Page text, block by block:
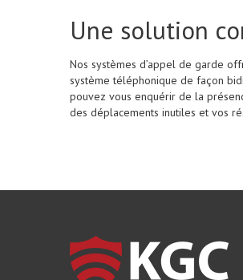
Une solution
Nos systèmes d’appel de garde
système téléphonique de façon
pouvez vous enquérir de la
des déplacements inutiles et vos